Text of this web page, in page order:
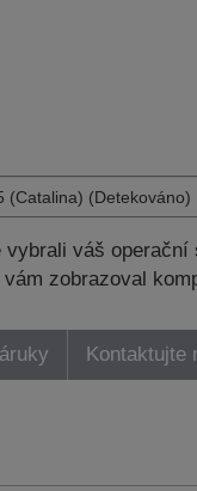
vybrali váš
zobrazoval
Kontaktujte